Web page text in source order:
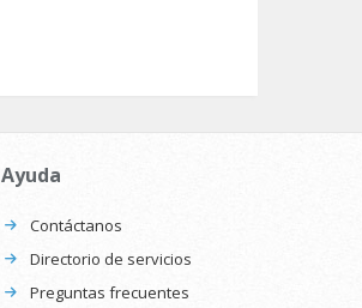
Ayuda
Contáctanos
Directorio de servicios
Preguntas frecuentes